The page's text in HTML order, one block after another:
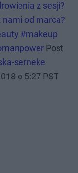
z sesji?
od marca?
#makeup
Post
serneke
o 5:27 PST